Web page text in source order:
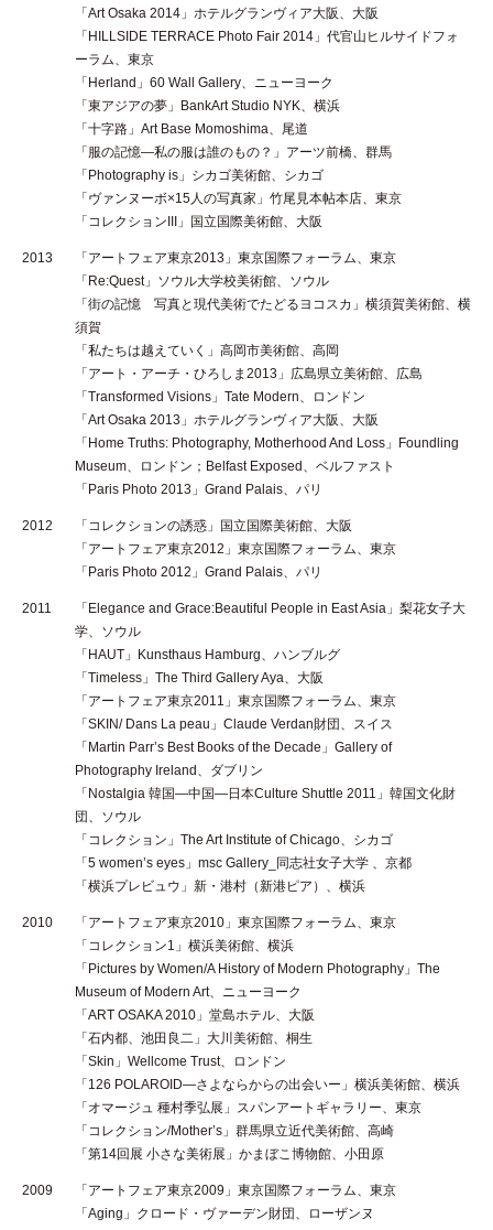
「Art Osaka 2014」ホテルグランヴィア大阪、大阪
「HILLSIDE TERRACE Photo Fair 2014」代官山ヒルサイドフォ
ーラム、東京
「Herland」60 Wall Gallery、ニューヨーク
「東アジアの夢」BankArt Studio NYK、横浜
「十字路」Art Base Momoshima、尾道
「服の記憶—私の服は誰のもの？」アーツ前橋、群馬
「Photography is」シカゴ美術館、シカゴ
「ヴァンヌーボ×15人の写真家」竹尾見本帖本店、東京
「コレクションIII」国立国際美術館、大阪
2013
「アートフェア東京2013」東京国際フォーラム、東京
「Re:Quest」ソウル大学校美術館、ソウル
「街の記憶 写真と現代美術でたどるヨコスカ」横須賀美術館、横
須賀
「私たちは越えていく」高岡市美術館、高岡
「アート・アーチ・ひろしま2013」広島県立美術館、広島
「Transformed Visions」Tate Modern、ロンドン
「Art Osaka 2013」ホテルグランヴィア大阪、大阪
「Home Truths: Photography, Motherhood And Loss」Foundling
Museum、ロンドン；Belfast Exposed、ベルファスト
「Paris Photo 2013」Grand Palais、パリ
2012
「コレクションの誘惑」国立国際美術館、大阪
「アートフェア東京2012」東京国際フォーラム、東京
「Paris Photo 2012」Grand Palais、パリ
2011
「Elegance and Grace:Beautiful People in East Asia」梨花女子大
学、ソウル
「HAUT」Kunsthaus Hamburg、ハンブルグ
「Timeless」The Third Gallery Aya、大阪
「アートフェア東京2011」東京国際フォーラム、東京
「SKIN/ Dans La peau」Claude Verdan財団、スイス
「Martin Parr’s Best Books of the Decade」Gallery of
Photography Ireland、ダブリン
「Nostalgia 韓国—中国—日本Culture Shuttle 2011」韓国文化財
団、ソウル
「コレクション」The Art Institute of Chicago、シカゴ
「5 women’s eyes」msc Gallery_同志社女子大学 、京都
「横浜プレビュウ」新・港村（新港ピア）、横浜
2010
「アートフェア東京2010」東京国際フォーラム、東京
「コレクション1」横浜美術館、横浜
「Pictures by Women/A History of Modern Photography」The
Museum of Modern Art、ニューヨーク
「ART OSAKA 2010」堂島ホテル、大阪
「石内都、池田良二」大川美術館、桐生
「Skin」Wellcome Trust、ロンドン
「126 POLAROID—さよならからの出会いー」横浜美術館、横浜
「オマージュ 種村季弘展」スパンアートギャラリー、東京
「コレクション/Mother’s」群馬県立近代美術館、高崎
「第14回展 小さな美術展」かまぼこ博物館、小田原
2009
「アートフェア東京2009」東京国際フォーラム、東京
「Aging」クロード・ヴァーデン財団、ローザンヌ